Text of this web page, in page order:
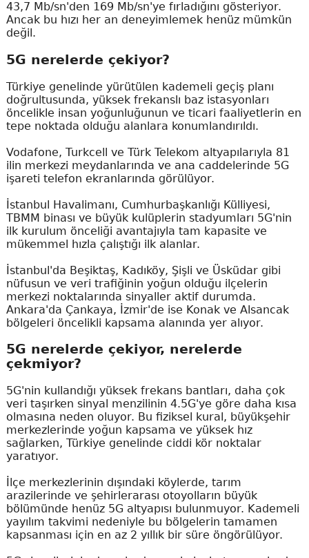
43,7 Mb/sn'den 169 Mb/sn'ye fırladığını gösteriyor.
Ancak bu hızı her an deneyimlemek henüz mümkün
değil.
5G nerelerde çekiyor?
Türkiye genelinde yürütülen kademeli geçiş planı
doğrultusunda, yüksek frekanslı baz istasyonları
öncelikle insan yoğunluğunun ve ticari faaliyetlerin en
tepe noktada olduğu alanlara konumlandırıldı.
Vodafone, Turkcell ve Türk Telekom altyapılarıyla 81
ilin merkezi meydanlarında ve ana caddelerinde 5G
işareti telefon ekranlarında görülüyor.
İstanbul Havalimanı, Cumhurbaşkanlığı Külliyesi,
TBMM binası ve büyük kulüplerin stadyumları 5G'nin
ilk kurulum önceliği avantajıyla tam kapasite ve
mükemmel hızla çalıştığı ilk alanlar.
İstanbul'da Beşiktaş, Kadıköy, Şişli ve Üsküdar gibi
nüfusun ve veri trafiğinin yoğun olduğu ilçelerin
merkezi noktalarında sinyaller aktif durumda.
Ankara'da Çankaya, İzmir'de ise Konak ve Alsancak
bölgeleri öncelikli kapsama alanında yer alıyor.
5G nerelerde çekiyor, nerelerde
çekmiyor?
5G'nin kullandığı yüksek frekans bantları, daha çok
veri taşırken sinyal menzilinin 4.5G'ye göre daha kısa
olmasına neden oluyor. Bu fiziksel kural, büyükşehir
merkezlerinde yoğun kapsama ve yüksek hız
sağlarken, Türkiye genelinde ciddi kör noktalar
yaratıyor.
İlçe merkezlerinin dışındaki köylerde, tarım
arazilerinde ve şehirlerarası otoyolların büyük
bölümünde henüz 5G altyapısı bulunmuyor. Kademeli
yayılım takvimi nedeniyle bu bölgelerin tamamen
kapsanması için en az 2 yıllık bir süre öngörülüyor.